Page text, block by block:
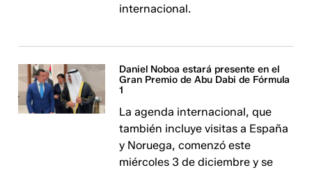
internacional.
Daniel Noboa estará presente en el
Gran Premio de Abu Dabi de Fórmula
1
La agenda internacional, que
también incluye visitas a España
y Noruega, comenzó este
miércoles 3 de diciembre y se